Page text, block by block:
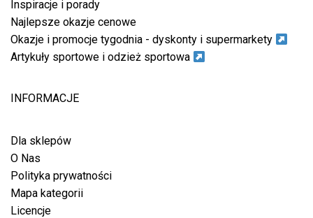
Inspiracje i porady
Najlepsze okazje cenowe
Okazje i promocje tygodnia - dyskonty i supermarkety
Artykuły sportowe i odzież sportowa
INFORMACJE
Dla sklepów
O Nas
Polityka prywatności
Mapa kategorii
Licencje